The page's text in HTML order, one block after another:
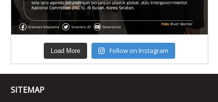
Load More Follow on Instagram
SITEMAP